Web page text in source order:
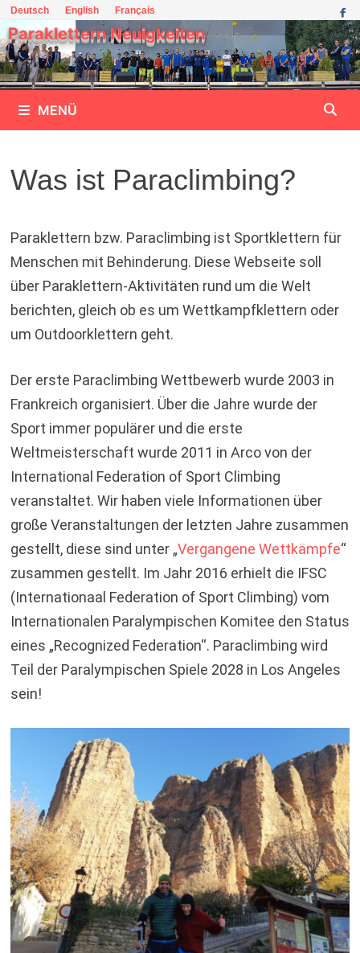
Zum
Inhalt
springen
Deutsch English Français
Paraklettern Neuigkeiten
MENÜ
Was ist Paraclimbing?
Paraklettern bzw. Paraclimbing ist Sportklettern für
Menschen mit Behinderung. Diese Webseite soll
über Paraklettern-Aktivitäten rund um die Welt
berichten, gleich ob es um Wettkampfklettern oder
um Outdoorklettern geht.
Der erste Paraclimbing Wettbewerb wurde 2003 in
Frankreich organisiert. Über die Jahre wurde der
Sport immer populärer und die erste
Weltmeisterschaft wurde 2011 in Arco von der
International Federation of Sport Climbing
veranstaltet. Wir haben viele Informationen über
große Veranstaltungen der letzten Jahre zusammen
gestellt, diese sind unter „Vergangene Wettkämpfe“
zusammen gestellt. Im Jahr 2016 erhielt die IFSC
(Internationaal Federation of Sport Climbing) vom
Internationalen Paralympischen Komitee den Status
eines „Recognized Federation“. Paraclimbing wird
Teil der Paralympischen Spiele 2028 in Los Angeles
sein!